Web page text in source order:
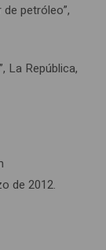
petróleo”,
La República,
de 2012.